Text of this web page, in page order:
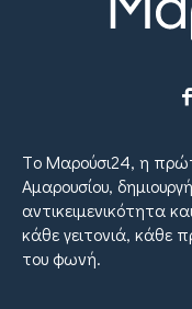
Tο Μαρούσι24, η
Αμαρουσίου,
αντικειμενικότητα
κάθε γειτονιά, κάθε
του φωνή.